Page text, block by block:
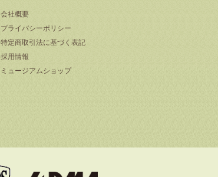
会社概要
プライバシーポリシー
特定商取引法に基づく表記
採用情報
ミュージアムショップ